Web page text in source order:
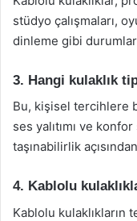
stüdyo çalışmaları,
dinleme gibi
3. Hangi kulaklık
Bu, kişisel tercihlere
ses yalıtımı ve
taşınabilirlik
4. Kablolu
Kablolu kulaklıkların